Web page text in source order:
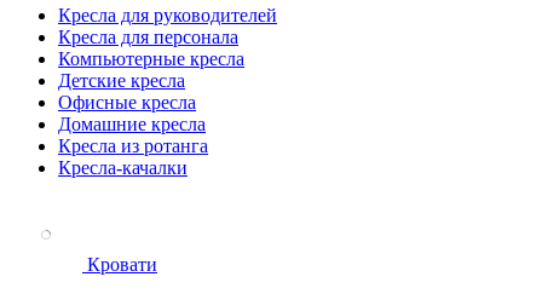
Кресла для руководителей
Кресла для персонала
Компьютерные кресла
Детские кресла
Офисные кресла
Домашние кресла
Кресла из ротанга
Кресла-качалки
Кровати